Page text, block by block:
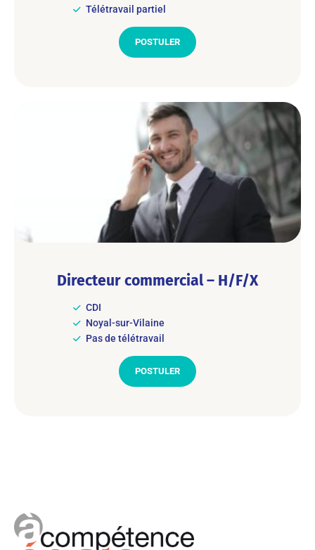
Télétravail partiel
POSTULER
Directeur commercial – H/F/X
CDI
Noyal-sur-Vilaine
Pas de télétravail
POSTULER